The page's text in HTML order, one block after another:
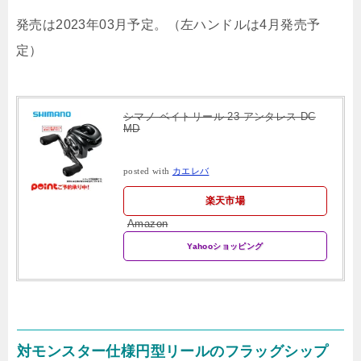
発売は2023年03月予定。（左ハンドルは4月発売予
定）
シマノ ベイトリール 23 アンタレス DC
MD
posted with カエレバ
楽天市場
Amazon
Yahooショッピング
対モンスター仕様円型リールのフラッグシップ